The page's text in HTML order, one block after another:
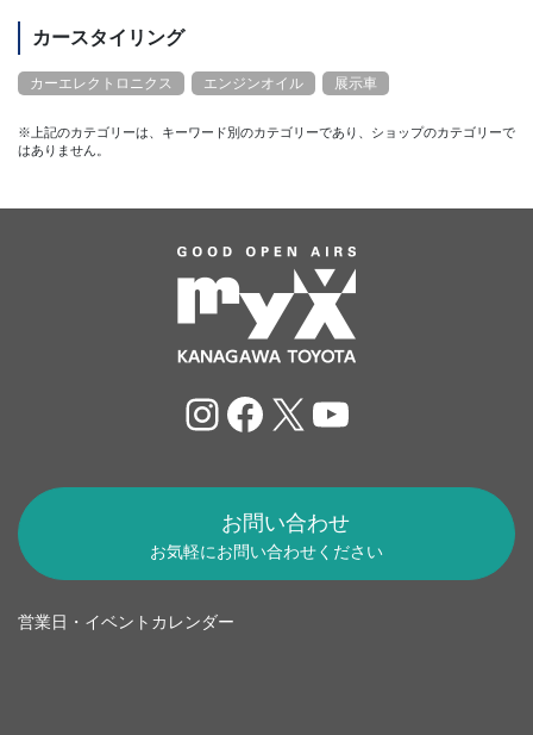
カースタイリング
カーエレクトロニクス エンジンオイル 展示車
※上記のカテゴリーは、キーワード別のカテゴリーであり、ショップのカテゴリーで
はありません。
Instagram
Facebook
X YouTube
お問い合わせ
お気軽にお問い合わせください
営業日・イベントカレンダー